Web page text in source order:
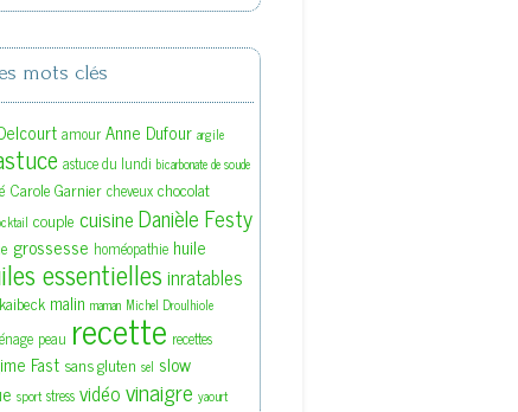
mots clés
amour Anne Dufour argile
astuce du lundi bicarbonate de soude
Carole Garnier cheveux chocolat
couple cuisineDanièle Festy
grossesse homéopathie huile
essentiellesinratables
malin maman Michel Droulhiole
peau recette recettes
Fast sans gluten sel slow
sport stress vidéovinaigre yaourt